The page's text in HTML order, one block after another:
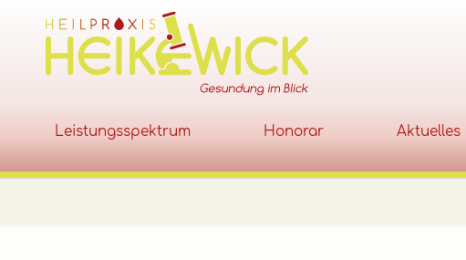
Leistungsspektrum Honorar Aktuelles